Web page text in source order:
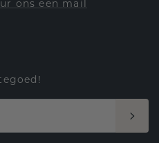
ons een mail